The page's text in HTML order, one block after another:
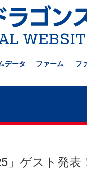
データ ファーム フ
」ゲスト発表